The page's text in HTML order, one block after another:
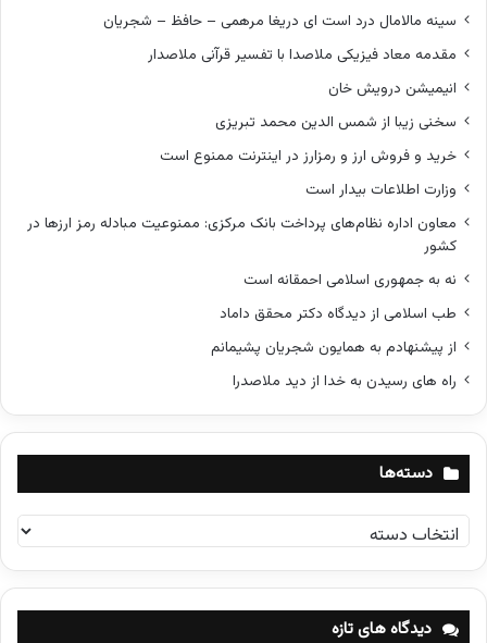
سینه مالامال درد است ای دریغا مرهمی – حافظ – شجریان
مقدمه معاد فیزیکی ملاصدا با تفسیر قرآنی ملاصدار
انیمیشن درویش خان
سخنی زیبا از شمس الدین محمد تبریزی
خرید و فروش ارز و رمزارز در اینترنت ممنوع است
وزارت اطلاعات بیدار است
معاون اداره نظام‌های پرداخت بانک مرکزی: ممنوعیت مبادله رمز ارزها در
کشور
نه به جمهوری اسلامی احمقانه است
طب اسلامی از دیدگاه دکتر محقق داماد
از پیشنهادم به همایون شجریان پشیمانم
راه های رسیدن به خدا از دید ملاصدرا
دسته‌ها
د
س
ت
ه‌
ه
دیدگاه های تازه